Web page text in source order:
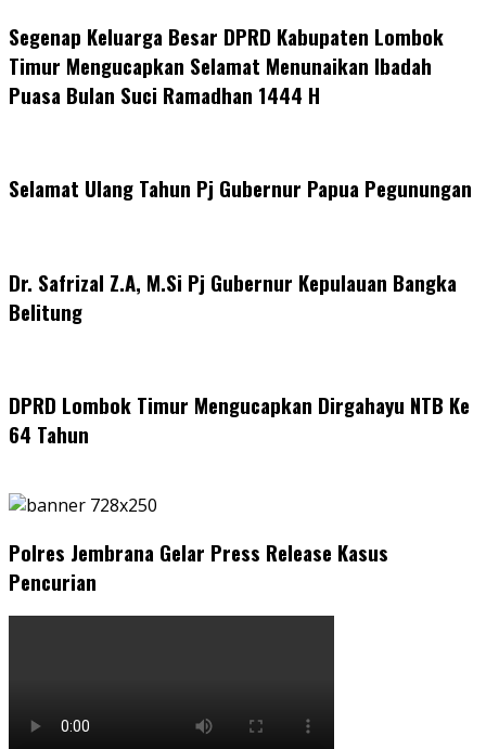
Segenap Keluarga Besar DPRD Kabupaten Lombok
Timur Mengucapkan Selamat Menunaikan Ibadah
Puasa Bulan Suci Ramadhan 1444 H
Selamat Ulang Tahun Pj Gubernur Papua Pegunungan
Dr. Safrizal Z.A, M.Si Pj Gubernur Kepulauan Bangka
Belitung
DPRD Lombok Timur Mengucapkan Dirgahayu NTB Ke
64 Tahun
Polres Jembrana Gelar Press Release Kasus
Pencurian